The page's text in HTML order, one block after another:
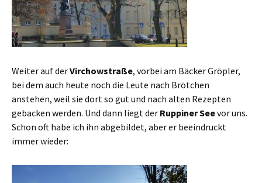
Weiter auf derVirchowstraße, vorbei am Bäcker Gröpler,
bei dem auch heute noch die Leute nach Brötchen
anstehen, weil sie dort so gut und nach alten Rezepten
gebacken werden. Und dann liegt der Ruppiner Seevor uns.
Schon oft habe ich ihn abgebildet, aber er beeindruckt
immer wieder: